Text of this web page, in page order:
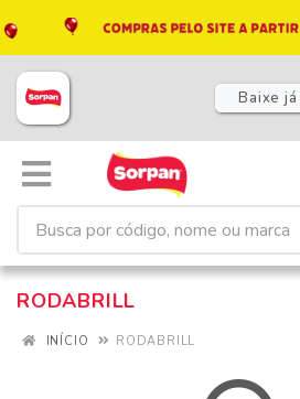
Baixe
RODABRILL
INÍCIO RODABRILL